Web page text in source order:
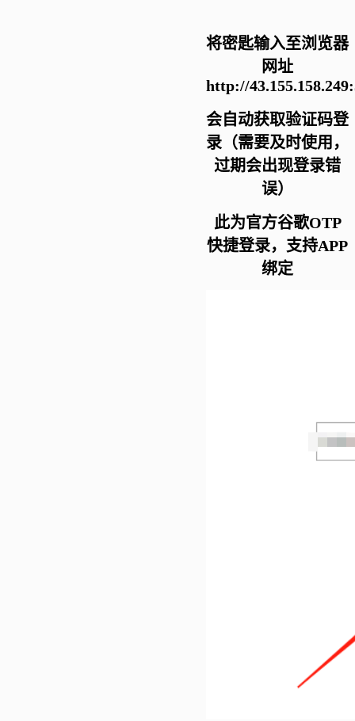
将密匙输入至浏览器
网址
http://
会自动获取验证码登
录 （需要及时使用，
过期会出现登录错
误）
此为官方谷歌OTP
快捷登录，支持APP
绑定